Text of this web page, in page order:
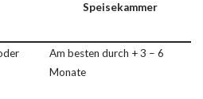
Speisekammer
Am besten durch + 3 – 6
Monate